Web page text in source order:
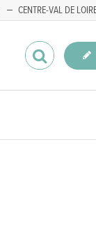
CENTRE-VAL DE